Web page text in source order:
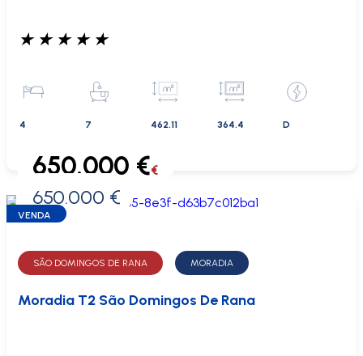
★ ★ ★ ★ ★
4 7 462.11 364.4 D
0 €
650.000 €€
650.000 €
VENDA
SÃO DOMINGOS DE RANA MORADIA
Moradia T2 São Domingos De Rana